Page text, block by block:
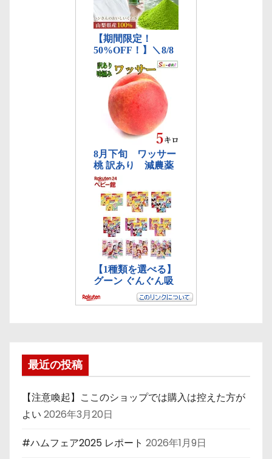
最近の投稿
【注意喚起】ここのショップでは購入は控えた方が
よい 2026年3月20日
#ハムフェア2025 レポート 2026年1月9日